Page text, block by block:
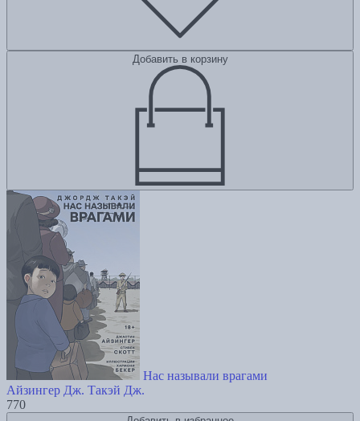
Добавить в корзину
Нас называли врагами
Айзингер Дж. Такэй Дж.
770